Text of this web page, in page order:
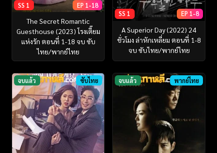
SS 1 EP 1-18
The Secret Romantic
Guesthouse (2023) โรงเตี๊ยม
แห่งรัก ตอนที่ 1-18 จบ ซับ
ไทย/พากย์ไทย
SS 1 EP 1-8
A Superior Day (2022) 24
ชั่วโมง ล่าหักเหลี่ยม ตอนที่ 1-8
จบ ซับไทย/พากย์ไทย
จบแล้ว ซับไทย จบแล้ว พากย์ไทย